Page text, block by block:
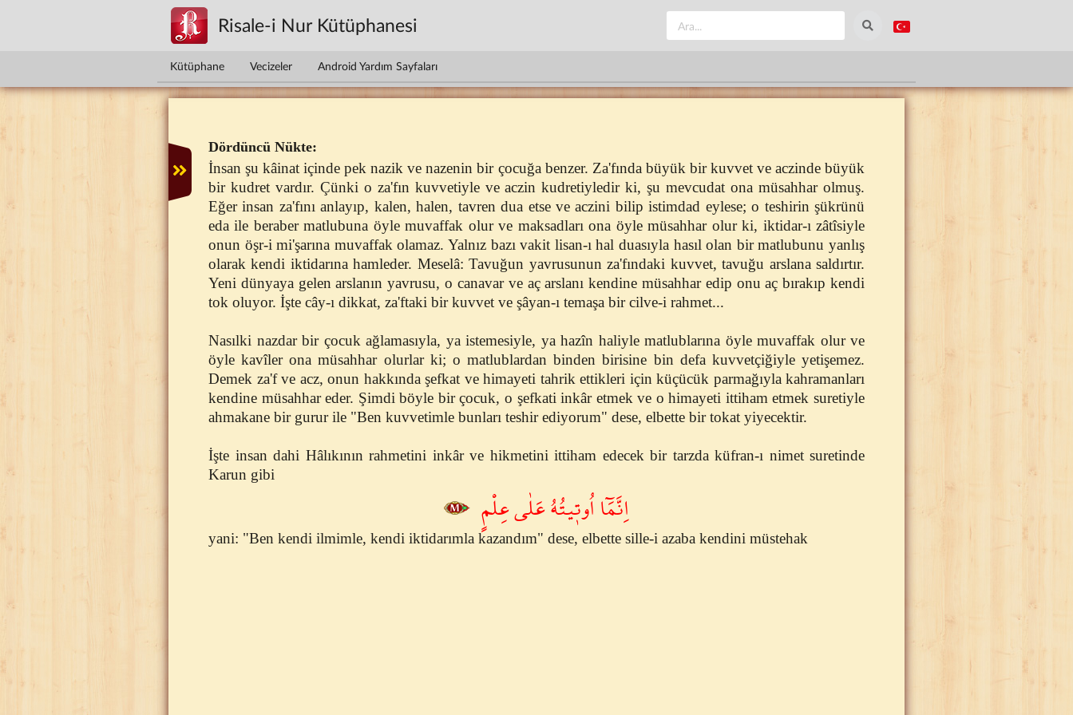
Risale-i Nur Kütüphanesi
Kütüphane Vecizeler Android Yardım Sayfaları
Dördüncü Nükte:
İnsan şu kâinat içinde pek nazik ve nazenin bir çocuğa benzer. Za'fında büyük bir kuvvet ve aczinde büyük
bir kudret vardır. Çünki o za'fın kuvvetiyle ve aczin kudretiyledir ki, şu mevcudat ona müsahhar olmuş.
Eğer insan za'fını anlayıp, kalen, halen, tavren dua etse ve aczini bilip istimdad eylese; o teshirin şükrünü
eda ile beraber matlubuna öyle muvaffak olur ve maksadları ona öyle müsahhar olur ki, iktidar-ı zâtîsiyle
onun öşr-i mi'şarına muvaffak olamaz. Yalnız bazı vakit lisan-ı hal duasıyla hasıl olan bir matlubunu yanlış
olarak kendi iktidarına hamleder. Meselâ: Tavuğun yavrusunun za'fındaki kuvvet, tavuğu arslana saldırtır.
Yeni dünyaya gelen arslanın yavrusu, o canavar ve aç arslanı kendine müsahhar edip onu aç bırakıp kendi
tok oluyor. İşte cây-ı dikkat, za'ftaki bir kuvvet ve şâyan-ı temaşa bir cilve-i rahmet...
Nasılki nazdar bir çocuk ağlamasıyla, ya istemesiyle, ya hazîn haliyle matlublarına öyle muvaffak olur ve
öyle kavîler ona müsahhar olurlar ki; o matlublardan binden birisine bin defa kuvvetçiğiyle yetişemez.
Demek za'f ve acz, onun hakkında şefkat ve himayeti tahrik ettikleri için küçücük parmağıyla kahramanları
kendine müsahhar eder. Şimdi böyle bir çocuk, o şefkati inkâr etmek ve o himayeti ittiham etmek suretiyle
ahmakane bir gurur ile "Ben kuvvetimle bunları teshir ediyorum" dese, elbette bir tokat yiyecektir.
İşte insan dahi Hâlıkının rahmetini inkâr ve hikmetini ittiham edecek bir tarzda küfran-ı nimet suretinde
Karun gibi
اِنَّمَٓا اُوت۪يتُهُ عَلٰى عِلْمٍ
yani: "Ben kendi ilmimle, kendi iktidarımla kazandım" dese, elbette sille-i azaba kendini müstehak